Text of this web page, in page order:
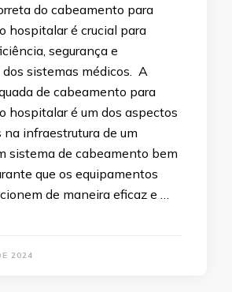
do cabeamento para
hospitalar é crucial para
segurança e
sistemas médicos. A
de cabeamento para
hospitalar é um dos aspectos
na infraestrutura de um
sistema de cabeamento bem
que os equipamentos
de maneira eficaz e …
2024